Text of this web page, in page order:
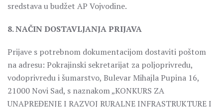
sredstava u budžet AP Vojvodine.
8. NAČIN DOSTAVLJANJA PRIJAVA
Prijave s potrebnom dokumentacijom dostaviti poštom
na adresu: Pokrajinski sekretarijat za poljoprivredu,
vodoprivredu i šumarstvo, Bulevar Mihajla Pupina 16,
21000 Novi Sad, s naznakom „KONKURS ZA
UNAPREĐENJE I RAZVOJ RURALNE INFRASTRUKTURE I